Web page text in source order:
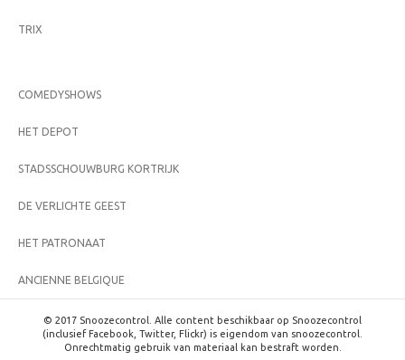
TRIX
COMEDYSHOWS
HET DEPOT
STADSSCHOUWBURG KORTRIJK
DE VERLICHTE GEEST
HET PATRONAAT
ANCIENNE BELGIQUE
© 2017 Snoozecontrol. Alle content beschikbaar op Snoozecontrol
(inclusief Facebook, Twitter, Flickr) is eigendom van snoozecontrol.
Onrechtmatig gebruik van materiaal kan bestraft worden.